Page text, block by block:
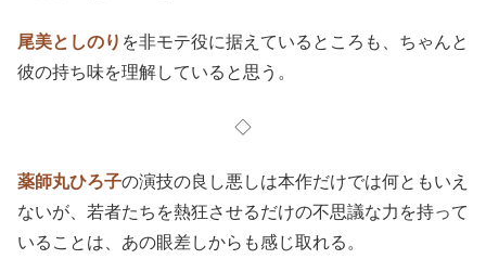
尾美としのり を非モテ役に据えているところも、ちゃんと
彼の持ち味を理解していると思う。
◇
薬師丸ひろ子の演技の良し悪しは本作だけでは何ともいえ
ないが、若者たちを熱狂させるだけの不思議な力を持って
いることは、あの眼差しからも感じ取れる。